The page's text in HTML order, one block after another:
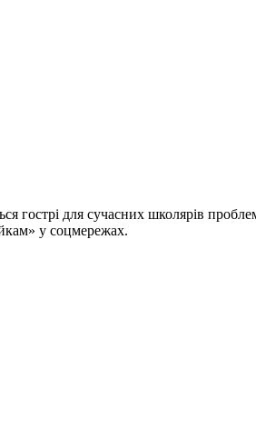
гострі для сучасних школярів
у соцмережах.